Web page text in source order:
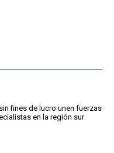
fines de lucro unen fuerzas
en la región sur